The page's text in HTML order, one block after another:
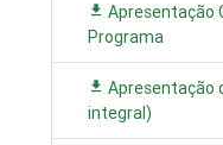
Apresentação
Programa
Apresentação
integral)